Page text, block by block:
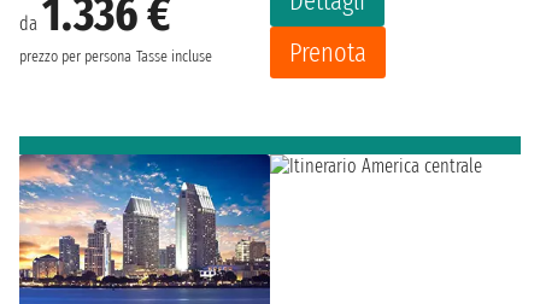
da 1.336 €
prezzo per persona Tasse incluse
Prenota